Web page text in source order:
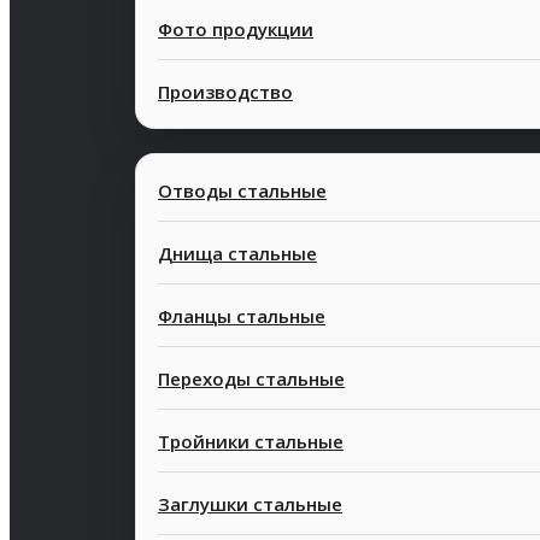
Фото продукции
Производство
Отводы стальные
Днища стальные
Фланцы стальные
Переходы стальные
Тройники стальные
Заглушки стальные